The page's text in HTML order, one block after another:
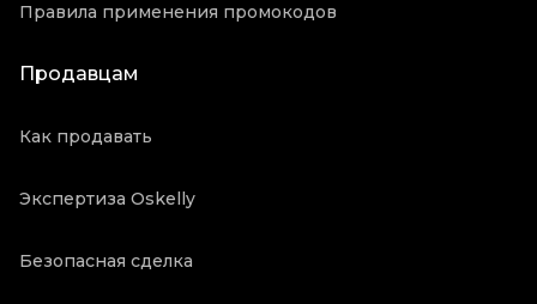
Правила применения промокодов
Продавцам
Как продавать
Экспертиза Oskelly
Безопасная сделка